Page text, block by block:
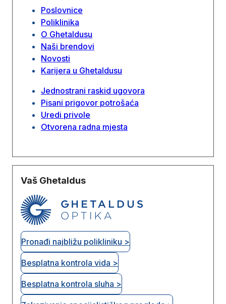
Poslovnice
Poliklinika
O Ghetaldusu
Naši brendovi
Novosti
Karijera u Ghetaldusu
Jednostrani raskid ugovora
Pisani prigovor potrošaća
Uredi privole
Otvorena radna mjesta
Vaš Ghetaldus
Pronađi najbližu polikliniku >
Besplatna kontrola vida >
Besplatna kontrola sluha >